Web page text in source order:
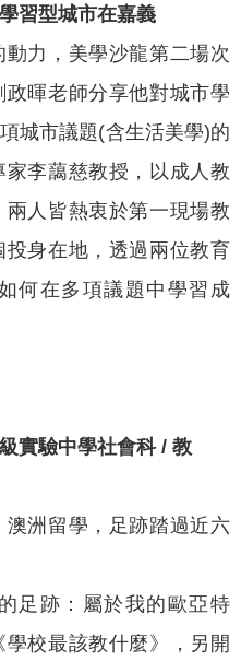
習型城市在嘉義
力，美學沙龍第二場次
暉老師分享他對城市學
城市議題(含生活美學)的
李藹慈教授，以成人教
人皆熱衷於第一現場教
身在地，透過兩位教育
何在多項議題中學習成
實驗中學社會科 / 教
洲留學，足跡踏過近六
足跡：屬於我的歐亞特
校最該教什麼》，另開